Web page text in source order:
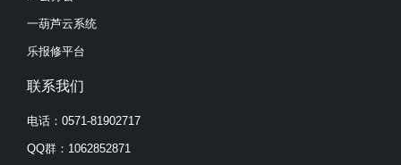
一葫芦云系统
乐报修平台
联系我们
电话：0571-81902717
QQ群：1062852871